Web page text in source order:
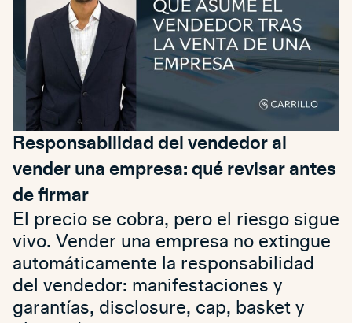
Responsabilidad del vendedor al
vender una empresa: qué revisar antes
de firmar
El precio se cobra, pero el riesgo sigue
vivo. Vender una empresa no extingue
automáticamente la responsabilidad
del vendedor: manifestaciones y
garantías, disclosure, cap, basket y